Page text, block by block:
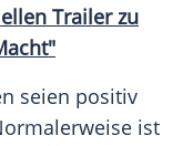
Trailerzu
seien positiv
ist